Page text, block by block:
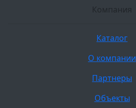
Компания
Каталог
О компании
Партнеры
Объекты